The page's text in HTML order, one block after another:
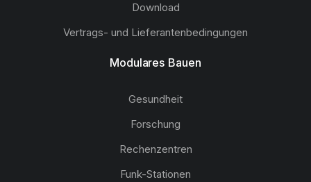
Download
Vertrags- und Lieferantenbedingungen
Modulares Bauen
Gesundheit
Forschung
Rechenzentren
Funk-Stationen